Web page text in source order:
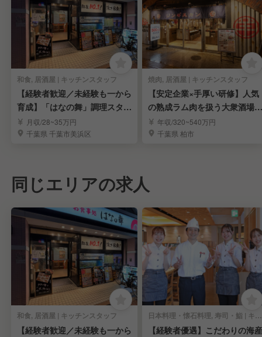
和食, 居酒屋 | キッチンスタッフ
【経験者歓迎／未経験も一から
育成】「はなの舞」調理スタッ
フ 月収/28~35万円
千葉県 千葉市美浜区
焼肉, 居酒屋 | キッチンスタッフ
【安定企業×手厚い研修】人気
の熟成ラム肉を扱う大衆酒場で
キッチンデビュー！
年収/320~540万円
千葉県 柏市
同じエリアの求人
和食, 居酒屋 | キッチンスタッフ
【経験者歓迎／未経験も一から
日本料理・懐石料理, 寿司・鮨 | キッチンスタッフ
【経験者優遇】こだわりの海産